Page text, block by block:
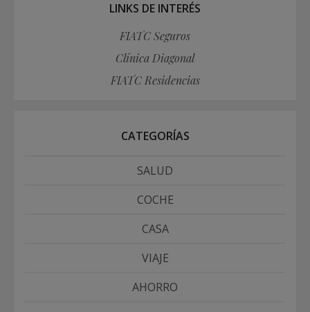
LINKS DE INTERÉS
FIATC Seguros
Clínica Diagonal
FIATC Residencias
CATEGORÍAS
SALUD
COCHE
CASA
VIAJE
AHORRO